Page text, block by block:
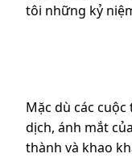
tôi những kỷ
Mặc dù các
dịch, ánh mắt
thành và khao